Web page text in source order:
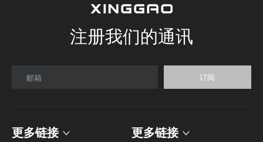
注册我们的通讯
邮箱 订阅
更多链接 更多链接